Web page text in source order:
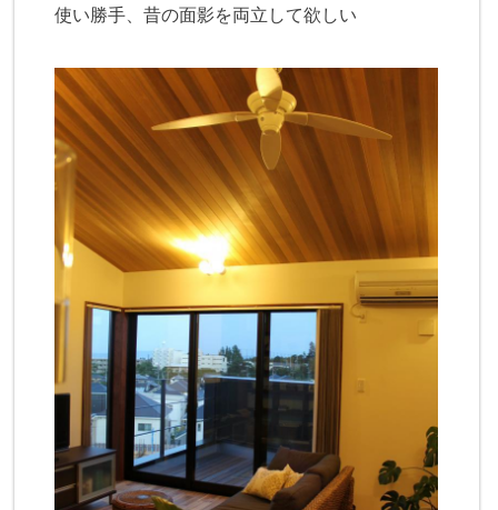
使い勝手、昔の面影を両立して欲しい